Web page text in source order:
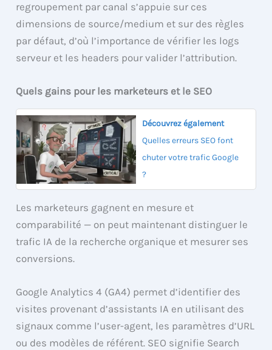
regroupement par canal s’appuie sur ces
dimensions de source/medium et sur des règles
par défaut, d’où l’importance de vérifier les logs
serveur et les headers pour valider l’attribution.
Quels gains pour les marketeurs et le SEO
Découvrez également
Quelles erreurs SEO font
chuter votre trafic Google
?
Les marketeurs gagnent en mesure et
comparabilité — on peut maintenant distinguer le
trafic IA de la recherche organique et mesurer ses
conversions.
Google Analytics 4 (GA4) permet d’identifier des
visites provenant d’assistants IA en utilisant des
signaux comme l’user-agent, les paramètres d’URL
ou des modèles de référent. SEO signifie Search